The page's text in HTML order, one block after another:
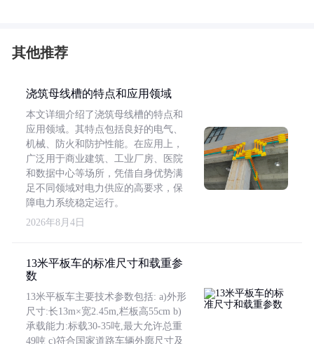
其他推荐
浇筑母线槽的特点和应用领域
本文详细介绍了浇筑母线槽的特点和
应用领域。其特点包括良好的电气、
机械、防火和防护性能。在应用上，
广泛用于商业建筑、工业厂房、医院
和数据中心等场所，凭借自身优势满
足不同领域对电力供应的高要求，保
障电力系统稳定运行。
2026年8月4日
13米平板车的标准尺寸和载重参
数
13米平板车主要技术参数包括: a)外形
尺寸:长13m×宽2.45m,栏板高55cm b)
承载能力:标载30-35吨,最大允许总重
49吨 c)符合国家道路车辆外廓尺寸及